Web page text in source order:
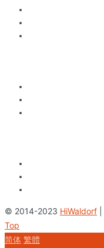
© 2014-2023 HiWaldorf
Top
简体 繁體